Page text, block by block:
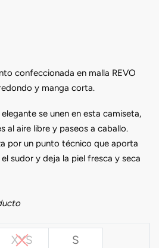
confeccionada en malla REVO
y manga corta.
se unen en esta camiseta,
al aire libre y paseos a caballo.
por un punto técnico que aporta
sudor y deja la piel fresca y seca
XXS S